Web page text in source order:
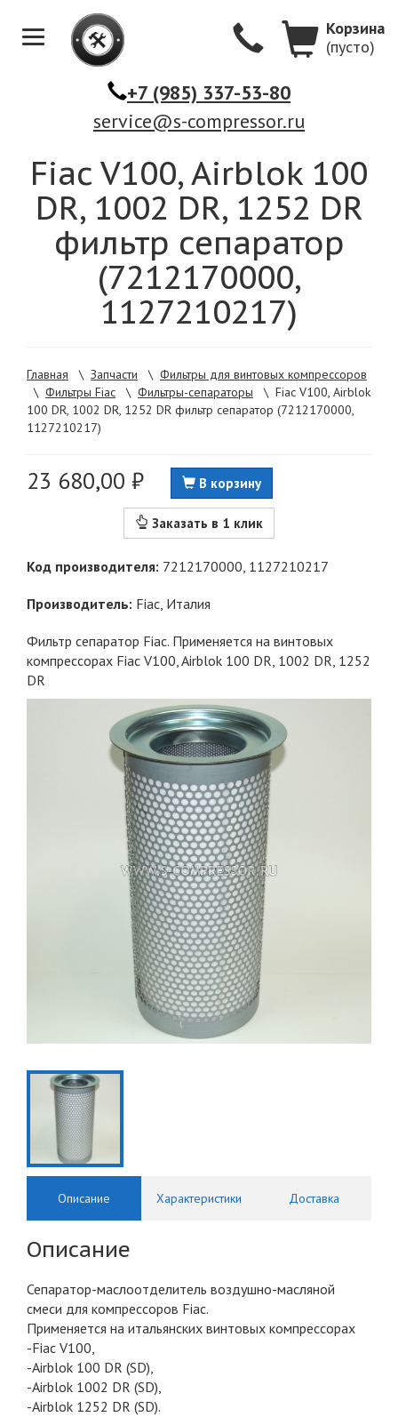
Меню
Корзина
(пусто)
+7 (985) 337-53-80
service@s-compressor.ru
Fiac V100, Airblok 100
DR, 1002 DR, 1252 DR
фильтр сепаратор
(7212170000,
1127210217)
Главная \ Запчасти \ Фильтры для винтовых компрессоров
\ Фильтры Fiac \ Фильтры-сепараторы \ Fiac V100, Airblok
100 DR, 1002 DR, 1252 DR фильтр сепаратор (7212170000,
1127210217)
23 680,00 ₽ В корзину
Заказать в 1 клик
Код производителя: 7212170000, 1127210217
Производитель: Fiac, Италия
Фильтр сепаратор Fiac. Применяется на винтовых
компрессорах Fiac V100, Airblok 100 DR, 1002 DR, 1252
DR
Описание Характеристики Доставка
Описание
Сепаратор-маслоотделитель воздушно-масляной
смеси для компрессоров Fiac.
Применяется на итальянских винтовых компрессорах
-Fiac V100,
-Airblok 100 DR (SD),
-Airblok 1002 DR (SD),
-Airblok 1252 DR (SD).